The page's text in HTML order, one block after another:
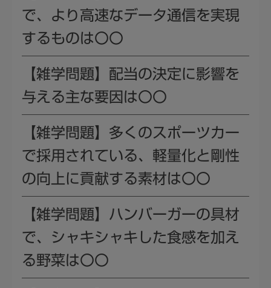
で、より高速なデータ通信を実現
するものは〇〇
【雑学問題】配当の決定に影響を
与える主な要因は〇〇
【雑学問題】多くのスポーツカー
で採用されている、軽量化と剛性
の向上に貢献する素材は〇〇
【雑学問題】ハンバーガーの具材
で、シャキシャキした食感を加え
る野菜は〇〇